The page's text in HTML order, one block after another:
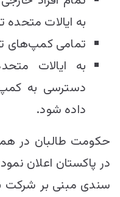
به ایالات
تمامی کمپ‌های
به ایالات
دسترسی به
داده شود.
حکومت طالبان در
در پاکستان اعلان